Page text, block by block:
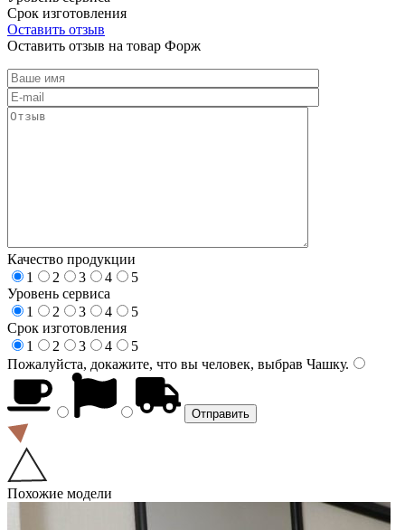
Срок изготовления
Оставить отзыв
Оставить отзыв на товар Форж
Качество продукции
1
2 3 4
5
Уровень сервиса
1
2 3 4
5
Срок изготовления
1
2 3 4
5
Пожалуйста, докажите, что вы человек, выбрав Чашку.
Похожие модели